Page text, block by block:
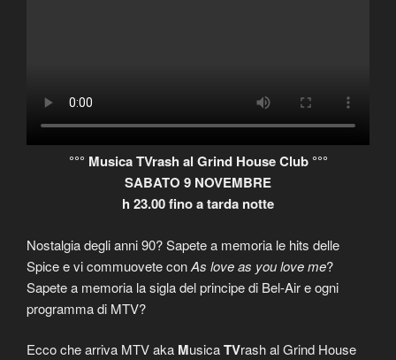
°°° Musica TVrash al Grind House Club °°°
SABATO 9 NOVEMBRE
h 23.00 fino a tarda notte
Nostalgia degli anni 90? Sapete a memoria le hits delle
Spice e vi commuovete conAs love as you love me?
Sapete a memoria la sigla del principe di Bel-Air e ogni
programma di MTV?
Ecco che arriva MTV aka MusicaTVrash al Grind House